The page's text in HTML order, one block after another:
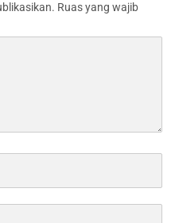
Ruas yang wajib